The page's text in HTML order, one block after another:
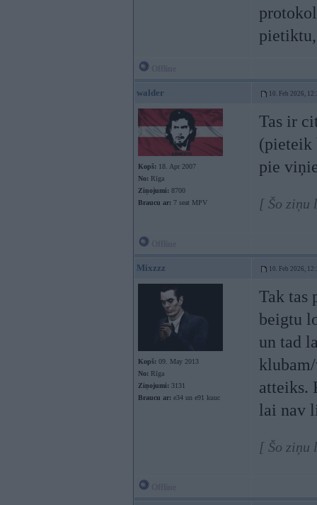
walder 10. Feb 2026,
Kopš: 18. Apr 2007
No: Rīga
Ziņojumi: 8700
Braucu ar: 7 seat MPV
Tas ir
(pieteik
pie
[ Šo ziņu
Mixzzz 10. Feb 2026,
Kopš: 09. May 2013
No: Rīga
Ziņojumi: 3131
Braucu ar: e34 un e91 kuuc
Tak tas
beigtu
un tad
atteiks.
lai nav
[ Šo ziņu